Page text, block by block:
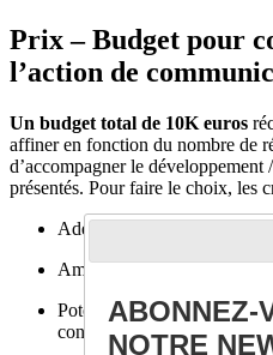
Prix – Budget pour
l’action de
Un budget total de 10K euros
affiner en fonction du nombre de
d’accompagner le
présentés. Pour faire le choix, les
Adéquation aux objectifs
Ambition et pertinence de
Potentiel de mise en valeur
conduits dans le PEPR
ABONNEZ-
NOTRE